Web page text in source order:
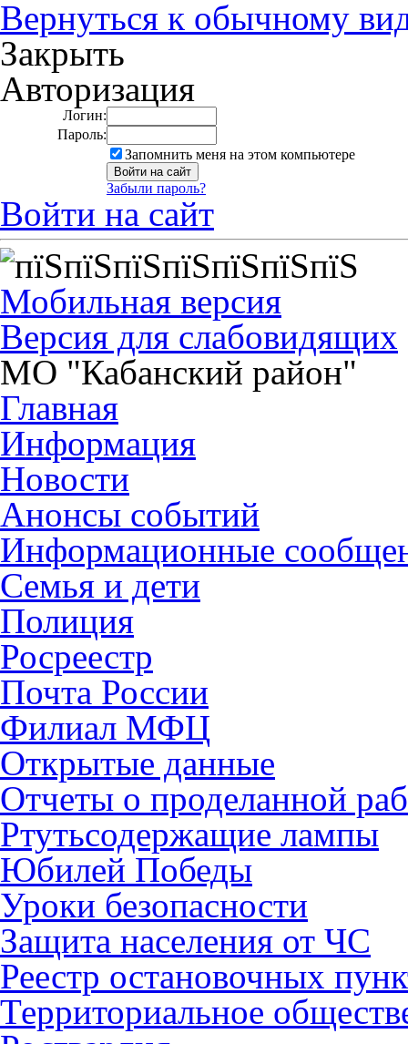
Вернуться к обычному
Закрыть
Авторизация
Логин:
Пароль:
Запомнить меня на этом компьютере
Забыли пароль?
Войти на сайт
Мобильная версия
Версия для слабовидящих
МО "Кабанский район"
Главная
Информация
Новости
Анонсы событий
Информационные
Семья и дети
Полиция
Росреестр
Почта России
Филиал МФЦ
Открытые данные
Отчеты о проделанной
Ртутьсодержащие лампы
Юбилей Победы
Уроки безопасности
Защита населения от ЧС
Реестр остановочных
Территориальное